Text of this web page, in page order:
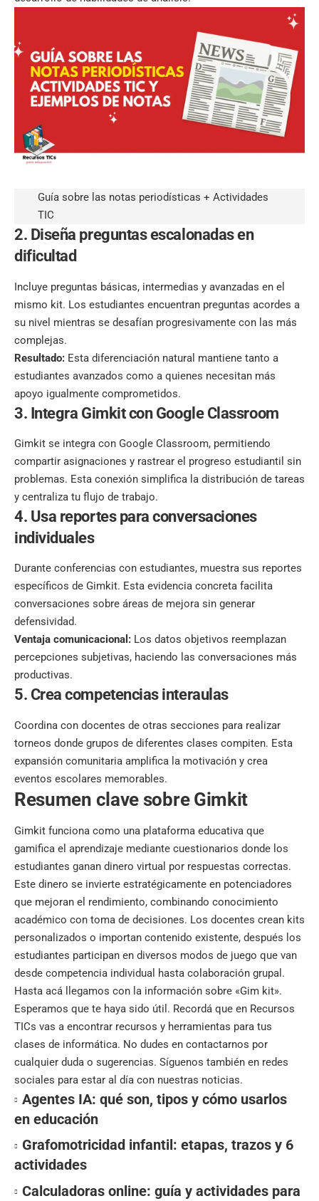
Guía sobre las notas periodísticas + Actividades
TIC
2. Diseña preguntas escalonadas en
dificultad
Incluye preguntas básicas, intermedias y avanzadas en el
mismo kit. Los estudiantes encuentran preguntas acordes a
su nivel mientras se desafían progresivamente con las más
complejas.
Resultado: Esta diferenciación natural mantiene tanto a
estudiantes avanzados como a quienes necesitan más
apoyo igualmente comprometidos.
3. Integra Gimkit con Google Classroom
Gimkit se integra con Google Classroom, permitiendo
compartir asignaciones y rastrear el progreso estudiantil sin
problemas. Esta conexión simplifica la distribución de tareas
y centraliza tu flujo de trabajo.
4. Usa reportes para conversaciones
individuales
Durante conferencias con estudiantes, muestra sus reportes
específicos de Gimkit. Esta evidencia concreta facilita
conversaciones sobre áreas de mejora sin generar
defensividad.
Ventaja comunicacional: Los datos objetivos reemplazan
percepciones subjetivas, haciendo las conversaciones más
productivas.
5. Crea competencias interaulas
Coordina con docentes de otras secciones para realizar
torneos donde grupos de diferentes clases compiten. Esta
expansión comunitaria amplifica la motivación y crea
eventos escolares memorables.
Resumen clave sobre Gimkit
Gimkit funciona como una plataforma educativa que
gamifica el aprendizaje mediante cuestionarios donde los
estudiantes ganan dinero virtual por respuestas correctas.
Este dinero se invierte estratégicamente en potenciadores
que mejoran el rendimiento, combinando conocimiento
académico con toma de decisiones. Los docentes crean kits
personalizados o importan contenido existente, después los
estudiantes participan en diversos modos de juego que van
desde competencia individual hasta colaboración grupal.
Hasta acá llegamos con la información sobre «Gim kit».
Esperamos que te haya sido útil. Recordá que en Recursos
TICs vas a encontrar recursos y herramientas para tus
clases de informática. No dudes en contactarnos por
cualquier duda o sugerencias. Síguenos también en redes
sociales para estar al día con nuestras noticias.
Agentes IA: qué son, tipos y cómo usarlos
en educación
Grafomotricidad infantil: etapas, trazos y 6
actividades
Calculadoras online: guía y actividades para